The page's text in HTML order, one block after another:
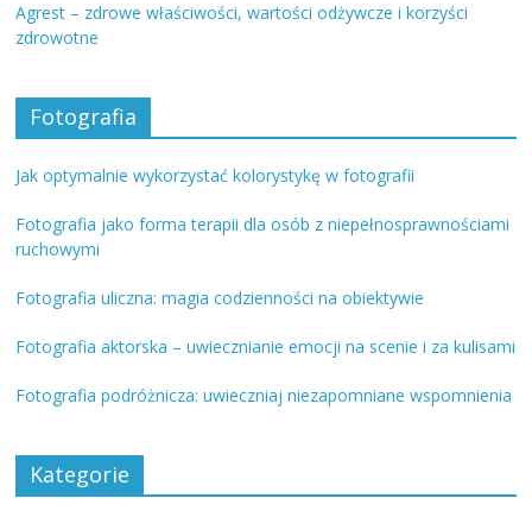
Agrest – zdrowe właściwości, wartości odżywcze i korzyści
zdrowotne
Fotografia
Jak optymalnie wykorzystać kolorystykę w fotografii
Fotografia jako forma terapii dla osób z niepełnosprawnościami
ruchowymi
Fotografia uliczna: magia codzienności na obiektywie
Fotografia aktorska – uwiecznianie emocji na scenie i za kulisami
Fotografia podróżnicza: uwieczniaj niezapomniane wspomnienia
Kategorie